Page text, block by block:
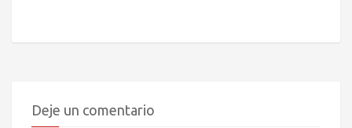
Deje un comentario